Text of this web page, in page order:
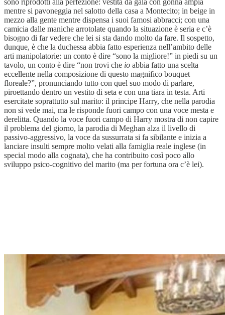
mentre si pavoneggia nel salotto della casa a Montecito; in beige in
mezzo alla gente mentre dispensa i suoi famosi abbracci; con una
camicia dalle maniche arrotolate quando la situazione è seria e c’è
bisogno di far vedere che lei si sta dando molto da fare. Il sospetto,
dunque, è che la duchessa abbia fatto esperienza nell’ambito delle
arti manipolatorie: un conto è dire “sono la migliore!” in piedi su un
tavolo, un conto è dire “non trovi che io abbia fatto una scelta
eccellente nella composizione di questo magnifico bouquet
floreale?”, pronunciando tutto con quel suo modo di parlare,
piroettando dentro un vestito di seta e con una tiara in testa. Arti
esercitate soprattutto sul marito: il principe Harry, che nella parodia
non si vede mai, ma le risponde fuori campo con una voce mesta e
derelitta. Quando la voce fuori campo di Harry mostra di non capire
il problema del giorno, la parodia di Meghan alza il livello di
passivo-aggressivo, la voce da sussurrata si fa sibilante e inizia a
lanciare insulti sempre molto velati alla famiglia reale inglese (in
special modo alla cognata), che ha contribuito così poco allo
sviluppo psico-cognitivo del marito (ma per fortuna ora c’è lei).